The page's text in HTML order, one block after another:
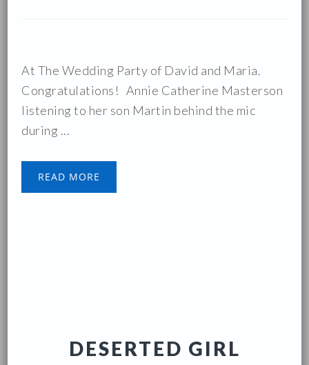
At The Wedding Party of David and Maria.
Congratulations! Annie Catherine Masterson
listening to her son Martin behind the mic
during ...
READ MORE
DESERTED GIRL